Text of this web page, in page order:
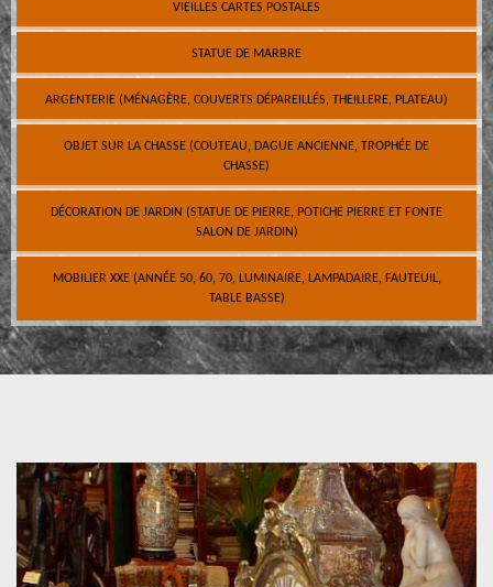
VIEILLES CARTES POSTALES
STATUE DE MARBRE
ARGENTERIE (MÉNAGÈRE, COUVERTS DÉPAREILLÉS, THEILLERE, PLATEAU)
OBJET SUR LA CHASSE (COUTEAU, DAGUE ANCIENNE, TROPHÉE DE
CHASSE)
DÉCORATION DE JARDIN (STATUE DE PIERRE, POTICHE PIERRE ET FONTE
SALON DE JARDIN)
MOBILIER XXE (ANNÉE 50, 60, 70, LUMINAIRE, LAMPADAIRE, FAUTEUIL,
TABLE BASSE)